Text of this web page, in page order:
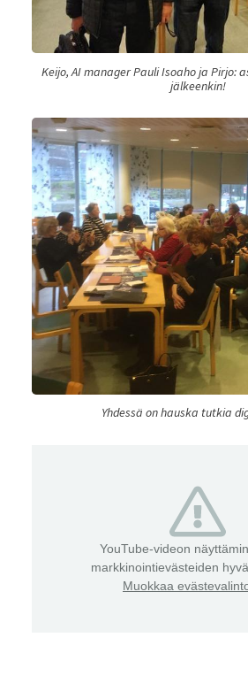
Keijo, AI manager Pauli Isoaho ja Pirjo:
jälkeenkin!
Yhdessä on hauska tutkia
YouTube-videon
markkinointievästeiden
Muokkaa